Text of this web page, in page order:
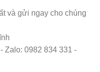
và gửi ngay cho chúng
Zalo: 0982 834 331 -